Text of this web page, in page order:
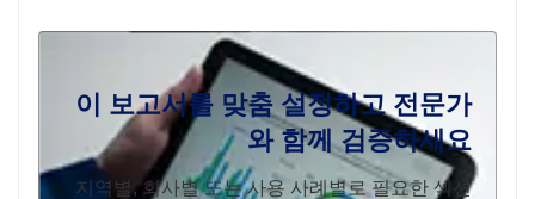
이 보고서를 맞춤 설정하고 전문가
와 함께 검증하세요
지역별, 회사별 또는 사용 사례별로 필요한 섹션